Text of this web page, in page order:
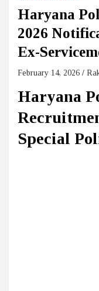
Haryana
2026
Ex-
February 14, 2026
Haryana
Special